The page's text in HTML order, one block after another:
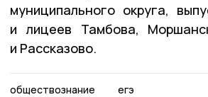
муниципального округа,
и лицеев Тамбова,
и Рассказово.
обществознание егэ